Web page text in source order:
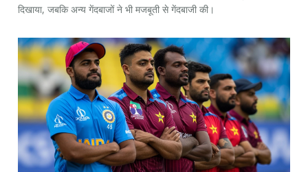
दिखाया, जबकि अन्य गेंदबाजों ने भी मजबूती से गेंदबाजी की।